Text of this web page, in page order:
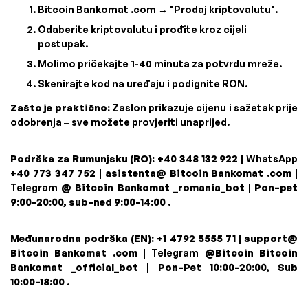
Bitcoin Bankomat .com → "Prodaj kriptovalutu".
Odaberite kriptovalutu i prođite kroz cijeli
postupak.
Molimo pričekajte 1-40 minuta za potvrdu mreže.
Skenirajte kod na uređaju i podignite RON.
Zašto je praktično:Zaslon prikazuje cijenu i sažetak prije
odobrenja – sve možete provjeriti unaprijed.
Podrška za Rumunjsku (RO): +40 348 132 922 | WhatsApp
+40 773 347 752 | asistenta@ Bitcoin Bankomat .com |
Telegram @ Bitcoin Bankomat _romania_bot | Pon–pet
9:00–20:00, sub–ned 9:00–14:00 .
Međunarodna podrška (EN): +1 4792 5555 71| support@
Bitcoin Bankomat .com| Telegram @Bitcoin Bitcoin
Bankomat _official_bot | Pon–Pet 10:00–20:00, Sub
10:00–18:00 .